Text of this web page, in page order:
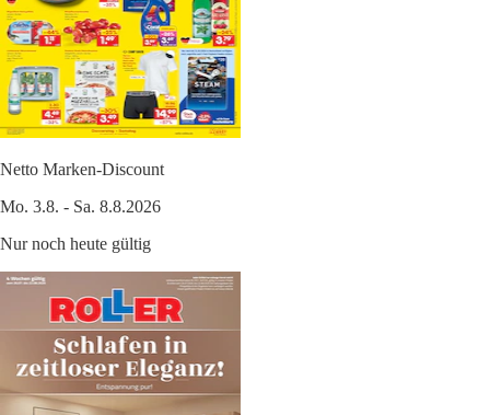
Netto Marken-Discount
Mo. 3.8. - Sa. 8.8.2026
Nur noch heute gültig